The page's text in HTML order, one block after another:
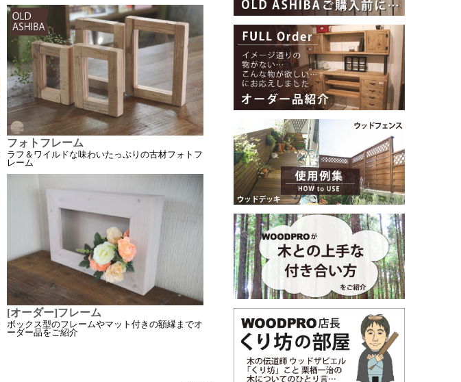
フォトフレーム
ラフ＆ワイルドな味わいたっぷりの古材フォトフ
レーム
[オーダー]フレーム
ボックス型のフレームやマット付きの額縁までオ
ーダー品をご紹介